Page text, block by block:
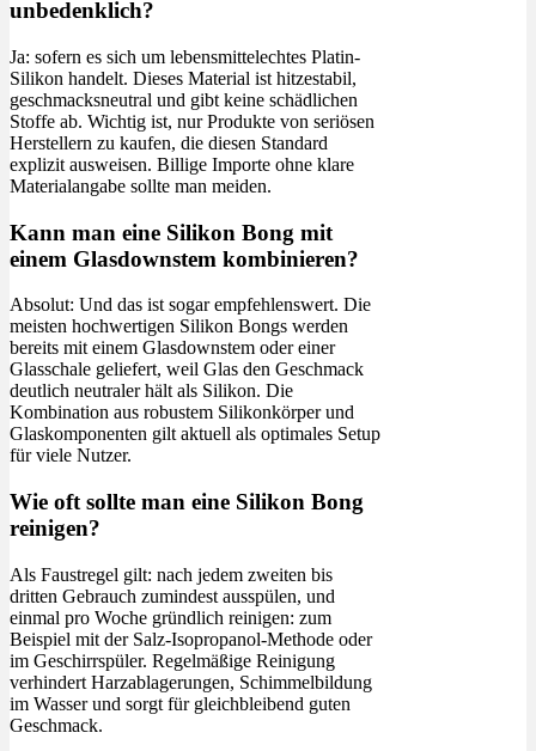
unbedenklich?
Ja: sofern es sich um lebensmittelechtes Platin-
Silikon handelt. Dieses Material ist hitzestabil,
geschmacksneutral und gibt keine schädlichen
Stoffe ab. Wichtig ist, nur Produkte von seriösen
Herstellern zu kaufen, die diesen Standard
explizit ausweisen. Billige Importe ohne klare
Materialangabe sollte man meiden.
Kann man eine Silikon Bong mit
einem Glasdownstem kombinieren?
Absolut: Und das ist sogar empfehlenswert. Die
meisten hochwertigen Silikon Bongs werden
bereits mit einem Glasdownstem oder einer
Glasschale geliefert, weil Glas den Geschmack
deutlich neutraler hält als Silikon. Die
Kombination aus robustem Silikonkörper und
Glaskomponenten gilt aktuell als optimales Setup
für viele Nutzer.
Wie oft sollte man eine Silikon Bong
reinigen?
Als Faustregel gilt: nach jedem zweiten bis
dritten Gebrauch zumindest ausspülen, und
einmal pro Woche gründlich reinigen: zum
Beispiel mit der Salz-Isopropanol-Methode oder
im Geschirrspüler. Regelmäßige Reinigung
verhindert Harzablagerungen, Schimmelbildung
im Wasser und sorgt für gleichbleibend guten
Geschmack.